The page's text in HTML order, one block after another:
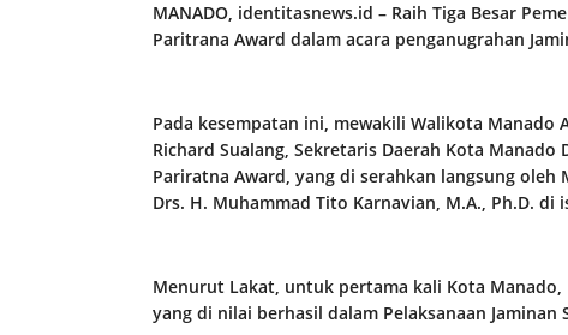
MANADO, identitasnews.id – Raih Tiga Besar
Paritrana Award dalam acara penganugrahan
Pada kesempatan ini, mewakili Walikota
Richard Sualang, Sekretaris Daerah Kota
Pariratna Award, yang di serahkan langsung oleh
Drs. H. Muhammad Tito Karnavian, M.A., Ph.D. di
Menurut Lakat, untuk pertama kali Kota
yang di nilai berhasil dalam Pelaksanaan Jaminan